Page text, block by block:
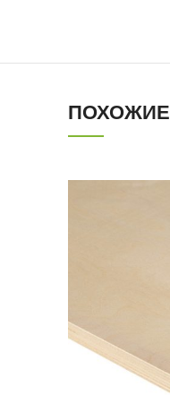
ПОХОЖИЕ